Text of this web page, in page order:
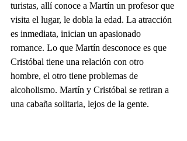
turistas, allí conoce a Martín un profesor que
visita el lugar, le dobla la edad. La atracción
es inmediata, inician un apasionado
romance. Lo que Martín desconoce es que
Cristóbal tiene una relación con otro
hombre, el otro tiene problemas de
alcoholismo. Martín y Cristóbal se retiran a
una cabaña solitaria, lejos de la gente.